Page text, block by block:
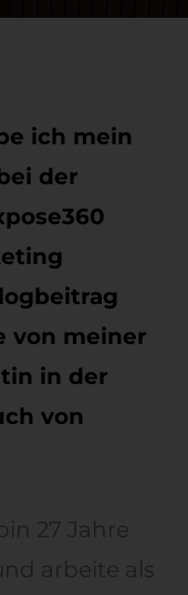
ich mein
der
von meiner
in der
von
27 Jahre
arbeite als